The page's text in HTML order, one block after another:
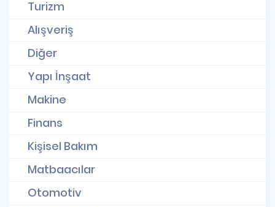
Turizm
Alışveriş
Diğer
Yapı İnşaat
Makine
Finans
Kişisel Bakım
Matbaacılar
Otomotiv